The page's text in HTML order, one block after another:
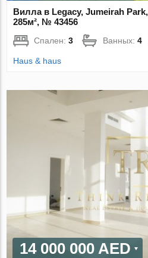
Вилла в Legacy, Jumeirah
285м², № 43456
Спален:3 Ванных:4
Haus & haus
14 000 000 AED